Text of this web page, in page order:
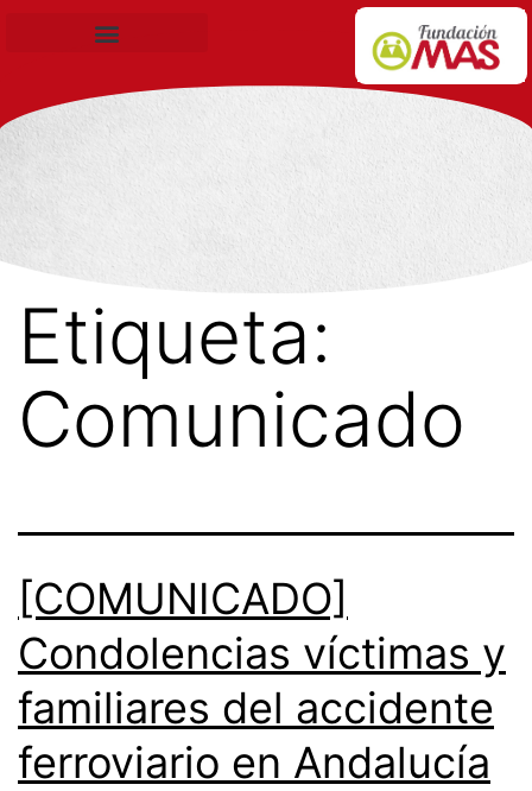
Etiqueta:
Comunicado
[COMUNICADO]
Condolencias víctimas y
familiares del accidente
ferroviario en Andalucía